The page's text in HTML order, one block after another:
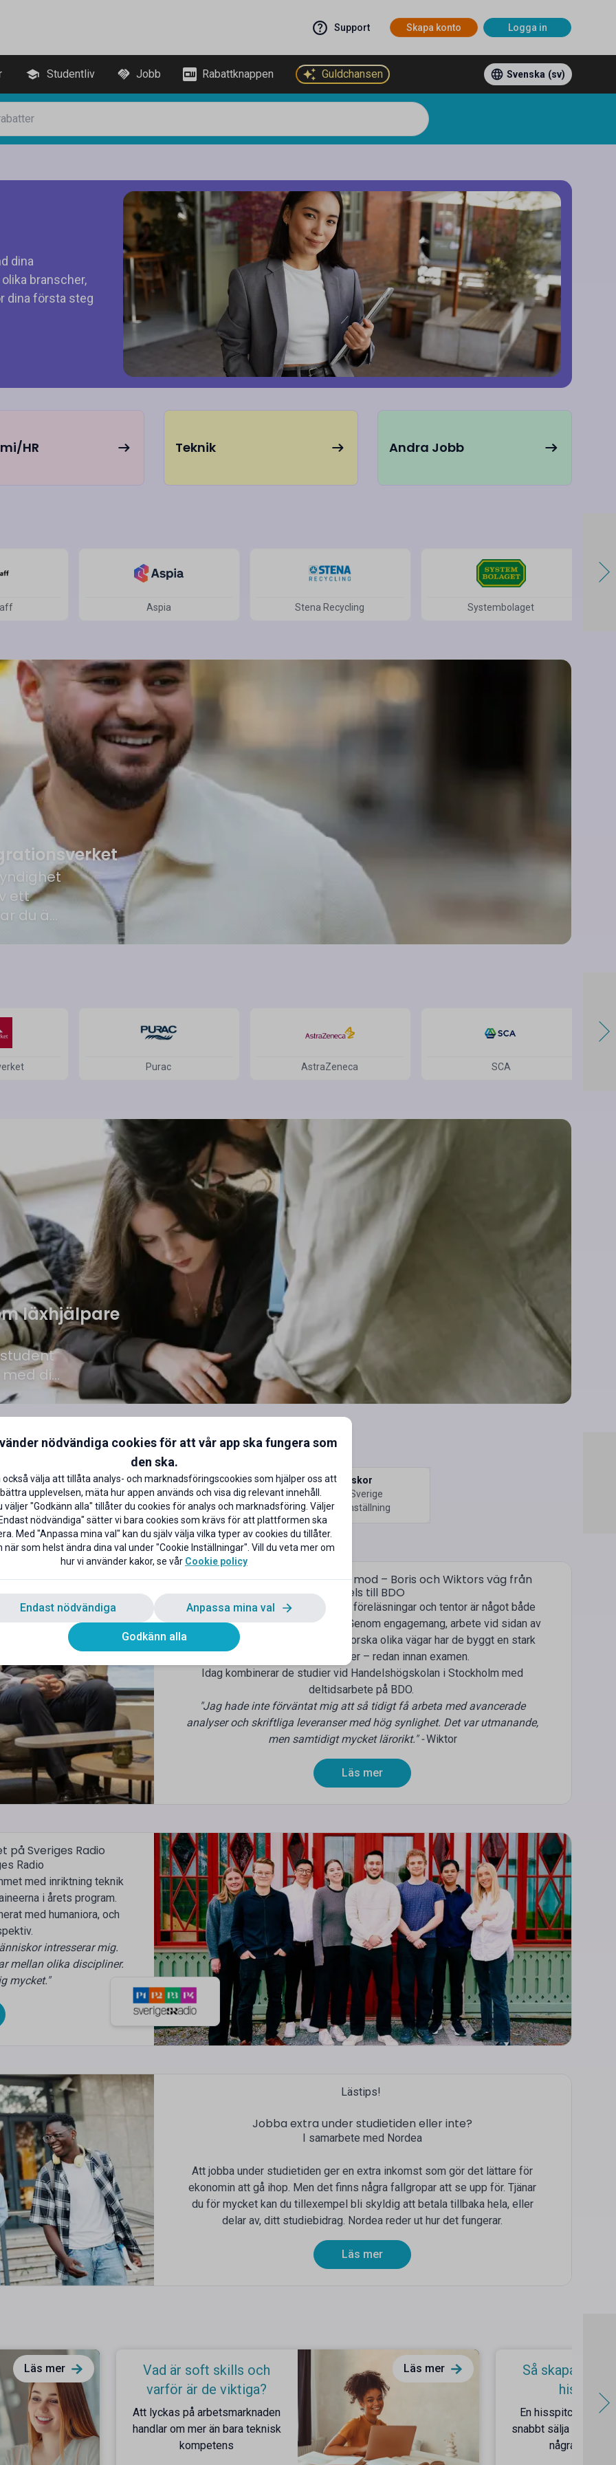
Support Skapa konto Logga in
Studentliv Jobb Rabattknappen Guldchansen Svenska (sv)
dina
branscher,
dina första steg
HR Teknik Andra Jobb
Aspia Stena Recycling Systembolaget
ett
du än
Purac AstraZeneca SCA
läxhjälpare
din
att få
Extrajobba som läxhjälpare
Läxhjälpen · Sverige
Jobba med människor
Migrationsverket · Sverige
Heltid, Tillsvidareanställning
Engagemang, nyfikenhet och mod – Boris och Wiktors väg från
Handels till BDO
Att studietiden handlar om mer än föreläsningar och tentor är något både
Boris och Wiktor skriver under på. Genom engagemang, arbete vid sidan av
studierna och en tydlig vilja att utforska olika vägar har de byggt en stark
grund för sina karriärer – redan innan examen.
Idag kombinerar de studier vid Handelshögskolan i Stockholm med
deltidsarbete på BDO.
"Jag hade inte förväntat mig att så tidigt få arbeta med avancerade
analyser och skriftliga leveranser med hög synlighet. Det var utmanande,
men samtidigt mycket lärorikt." -Wiktor
Läs mer
Sveriges Radio
Radio
med inriktning teknik
i årets program.
med humaniora, och
intresserar mig.
mellan olika discipliner.
mycket."
Lästips!
Jobba extra under studietiden eller inte?
I samarbete med Nordea
Att jobba under studietiden ger en extra inkomst som gör det lättare för
ekonomin att gå ihop. Men det finns några fallgropar att se upp för. Tjänar
du för mycket kan du tillexempel bli skyldig att betala tillbaka hela, eller
delar av, ditt studiebidrag. Nordea reder ut hur det fungerar.
Läs mer
Läs mer
Vad är soft skills och
varför är de viktiga?
Att lyckas på arbetsmarknaden
handlar om mer än bara teknisk
kompetens
Läs mer
Så skapar du
hisspitch
En hisspitch är din
snabbt sälja in dig
några
nödvändiga cookies för att vår app ska fungera som
den ska.
också välja att tillåta analys- och marknadsföringscookies som hjälper oss att
upplevelsen, mäta hur appen används och visa dig relevant innehåll.
väljer "Godkänn alla" tillåter du cookies för analys och marknadsföring. Väljer
nödvändiga" sätter vi bara cookies som krävs för att plattformen ska
Med "Anpassa mina val" kan du själv välja vilka typer av cookies du tillåter.
när som helst ändra dina val under "Cookie Inställningar". Vill du veta mer om
hur vi använder kakor, se vår Cookie policy
Endast nödvändiga Anpassa mina val
Godkänn alla